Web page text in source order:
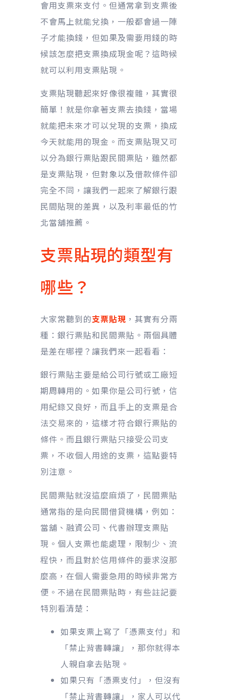
會用支票來支付。但通常拿到支票後
不會馬上就能兌換，一般都會過一陣
子才能換錢，但如果及需要用錢的時
候該怎麼把支票換成現金呢？這時候
就可以利用支票貼現。
支票貼現聽起來好像很複雜，其實很
簡單！就是你拿著支票去換錢，當場
就能把未來才可以兌現的支票，換成
今天就能用的現金。而支票貼現又可
以分為銀行票貼跟民間票貼，雖然都
是支票貼現，但對象以及借款條件卻
完全不同，讓我們一起來了解銀行跟
民間貼現的差異，以及利率最低的竹
北當舖推薦。
支票貼現的類型有
哪些？
大家常聽到的支票貼現 ，其實有分兩
種：銀行票貼和民間票貼。兩個具體
是差在哪裡？讓我們來一起看看：
銀行票貼主要是給公司行號或工廠短
期周轉用的。如果你是公司行號，信
用紀錄又良好，而且手上的支票是合
法交易來的，這樣才符合銀行票貼的
條件。而且銀行票貼只接受公司支
票，不收個人用途的支票，這點要特
別注意。
民間票貼就沒這麼麻煩了，民間票貼
通常指的是向民間借貸機構，例如：
當舖、融資公司、代書辦理支票貼
現。個人支票也能處理，限制少、流
程快，而且對於信用條件的要求沒那
麼高，在個人需要急用的時候非常方
便。不過在民間票貼時，有些註記要
特別看清楚：
如果支票上寫了「憑票支付」和
「禁止背書轉讓」，那你就得本
人親自拿去貼現。
如果只有「憑票支付」，但沒有
「禁止背書轉讓」，家人可以代